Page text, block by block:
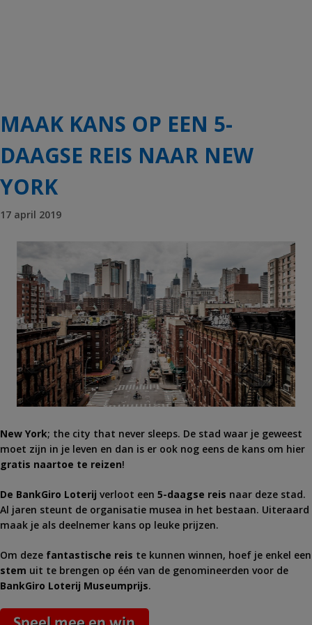
MAAK KANS OP EEN 5-
DAAGSE REIS NAAR NEW
YORK
17 april 2019
New York; the city that never sleeps. De stad waar je geweest
moet zijn in je leven en dan is er ook nog eens de kans om hier
gratis naartoe te reizen!
De BankGiro Loterij verloot een 5-daagse reis naar deze stad.
Al jaren steunt de organisatie musea in het bestaan. Uiteraard
maak je als deelnemer kans op leuke prijzen.
Om deze fantastische reis te kunnen winnen, hoef je enkel een
stem uit te brengen op één van de genomineerden voor de
BankGiro Loterij Museumprijs.